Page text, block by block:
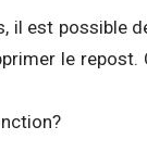
il est possible
le